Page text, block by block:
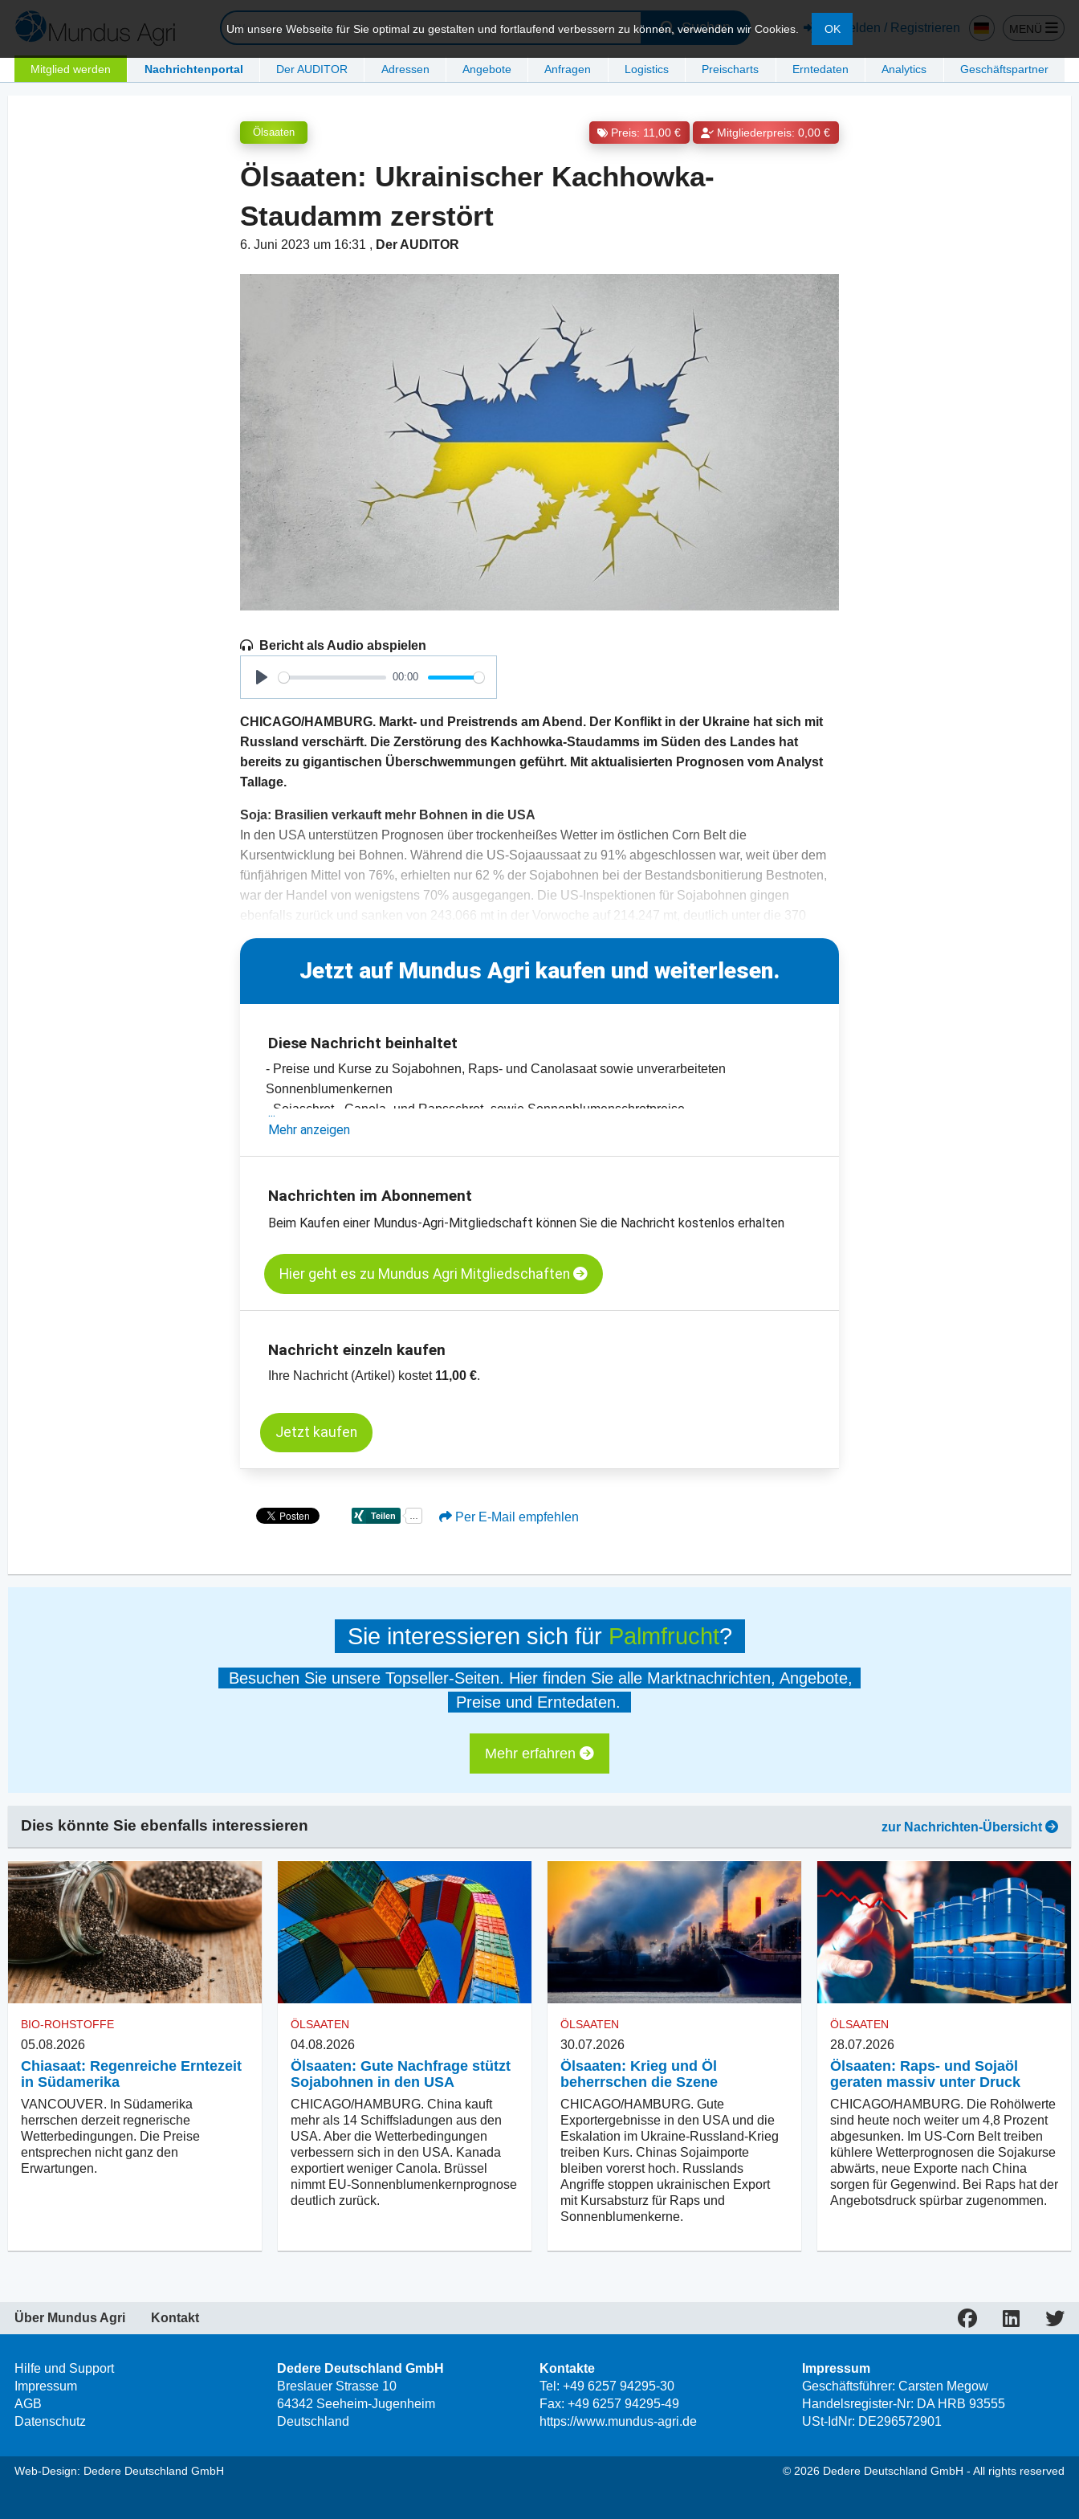
Suchen Anmelden / Registrieren MENÜ
Mitglied werden Nachrichtenportal Der AUDITOR Adressen Angebote Anfragen Logistics Preischarts Erntedaten Analytics Geschäftspartner
Um unsere Webseite für Sie optimal zu gestalten und fortlaufend verbessern zu können, verwenden wir Cookies. OK
Ölsaaten Preis: 11,00 € Mitgliederpreis: 0,00 €
Ölsaaten: Ukrainischer Kachhowka-
Staudamm zerstört
6. Juni 2023 um 16:31 , Der AUDITOR
Bericht als Audio abspielen
Play
00:00
CHICAGO/HAMBURG. Markt- und Preistrends am Abend. Der Konflikt in der Ukraine hat sich mit
Russland verschärft. Die Zerstörung des Kachhowka-Staudamms im Süden des Landes hat
bereits zu gigantischen Überschwemmungen geführt. Mit aktualisierten Prognosen vom Analyst
Tallage.
Soja: Brasilien verkauft mehr Bohnen in die USA
In den USA unterstützen Prognosen über trockenheißes Wetter im östlichen Corn Belt die
Kursentwicklung bei Bohnen. Während die US-Sojaaussaat zu 91% abgeschlossen war, weit über dem
fünfjährigen Mittel von 76%, erhielten nur 62 % der Sojabohnen bei der Bestandsbonitierung Bestnoten,
war der Handel von wenigstens 70% ausgegangen. Die US-Inspektionen für Sojabohnen gingen
ebenfalls zurück und sanken von 243.066 mt in der Vorwoche auf 214.247 mt, deutlich unter die 370
Jetzt auf Mundus Agri kaufen und weiterlesen.
Diese Nachricht beinhaltet
- Preise und Kurse zu Sojabohnen, Raps- und Canolasaat sowie unverarbeiteten
Sonnenblumenkernen
- Sojaschrot-, Canola- und Rapsschrot- sowie Sonnenblumenschrotpreise
- Diverse Pflanzenöle-Preise
- Preischarts, Erntebilanzen und Import- und Exportdaten
Kassamarkt - Sojaschrot LP - Hamburg
Mehr anzeigen
Nachrichten im Abonnement
Beim Kaufen einer Mundus-Agri-Mitgliedschaft können Sie die Nachricht kostenlos erhalten
Hier geht es zu Mundus Agri Mitgliedschaften
Nachricht einzeln kaufen
Ihre Nachricht (Artikel) kostet 11,00 €.
Jetzt kaufen
Per E-Mail empfehlen
Sie interessieren sich für Palmfrucht?
Besuchen Sie unsere Topseller-Seiten. Hier finden Sie alle Marktnachrichten, Angebote,
Preise und Erntedaten.
Mehr erfahren
Dies könnte Sie ebenfalls interessieren zur Nachrichten-Übersicht
BIO-ROHSTOFFE
05.08.2026
Chiasaat: Regenreiche Erntezeit
in Südamerika
VANCOUVER. In Südamerika
herrschen derzeit regnerische
Wetterbedingungen. Die Preise
entsprechen nicht ganz den
Erwartungen.
ÖLSAATEN
04.08.2026
Ölsaaten: Gute Nachfrage stützt
Sojabohnen in den USA
CHICAGO/HAMBURG. China kauft
mehr als 14 Schiffsladungen aus den
USA. Aber die Wetterbedingungen
verbessern sich in den USA. Kanada
exportiert weniger Canola. Brüssel
nimmt EU-Sonnenblumenkernprognose
deutlich zurück.
ÖLSAATEN
30.07.2026
Ölsaaten: Krieg und Öl
beherrschen die Szene
CHICAGO/HAMBURG. Gute
Exportergebnisse in den USA und die
Eskalation im Ukraine-Russland-Krieg
treiben Kurs. Chinas Sojaimporte
bleiben vorerst hoch. Russlands
Angriffe stoppen ukrainischen Export
mit Kursabsturz für Raps und
Sonnenblumenkerne.
ÖLSAATEN
28.07.2026
Ölsaaten: Raps- und Sojaöl
geraten massiv unter Druck
CHICAGO/HAMBURG. Die Rohölwerte
sind heute noch weiter um 4,8 Prozent
abgesunken. Im US-Corn Belt treiben
kühlere Wetterprognosen die Sojakurse
abwärts, neue Exporte nach China
sorgen für Gegenwind. Bei Raps hat der
Angebotsdruck spürbar zugenommen.
Über Mundus Agri Kontakt
Hilfe und Support
Impressum
AGB
Datenschutz
Dedere Deutschland GmbH
Breslauer Strasse 10
64342 Seeheim-Jugenheim
Deutschland
Kontakte
Tel: +49 6257 94295-30
Fax: +49 6257 94295-49
https://www.mundus-agri.de
Impressum
Geschäftsführer: Carsten Megow
Handelsregister-Nr: DA HRB 93555
USt-IdNr: DE296572901
Web-Design: Dedere Deutschland GmbH © 2026 Dedere Deutschland GmbH - All rights reserved